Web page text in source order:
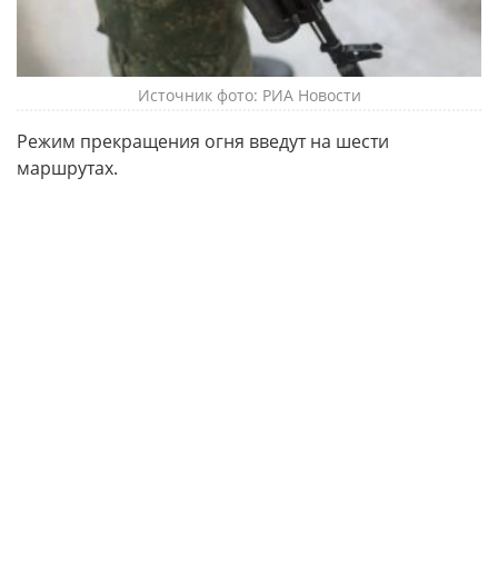
Источник фото: РИА Новости
Режим прекращения огня введут на шести
маршрутах.